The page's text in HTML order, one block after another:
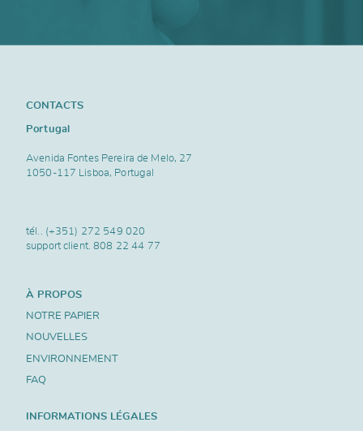
CONTACTS
Portugal
Avenida Fontes Pereira de Melo, 27
1050-117 Lisboa, Portugal
tél.. (+351) 272 549 020
support client.808 22 44 77
À PROPOS
NOTRE PAPIER
NOUVELLES
ENVIRONNEMENT
FAQ
INFORMATIONS LÉGALES